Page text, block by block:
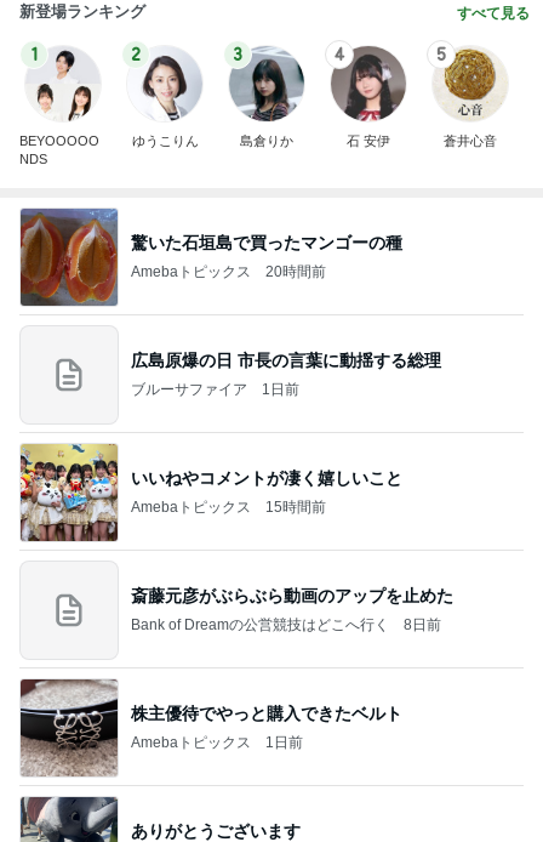
新登場ランキング すべて見る
1
BEYOOOOO
NDS
2
ゆうこりん
3
島倉りか
4
石 安伊
5
蒼井心音
驚いた石垣島で買ったマンゴーの種
Amebaトピックス 20時間前
広島原爆の日 市長の言葉に動揺する総理
ブルーサファイア 1日前
いいねやコメントが凄く嬉しいこと
Amebaトピックス 15時間前
斎藤元彦がぶらぶら動画のアップを止めた
Bank of Dreamの公営競技はどこへ行く 8日前
株主優待でやっと購入できたベルト
Amebaトピックス 1日前
ありがとうございます